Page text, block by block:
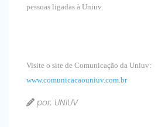
pessoas ligadas à Uniuv.
Visite o site de Comunicação da Uniuv:
www.comunicacaouniuv.com.br
por: UNIUV